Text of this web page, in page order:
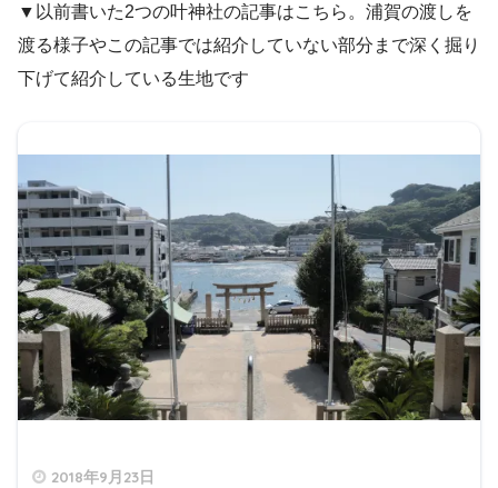
▼以前書いた2つの叶神社の記事はこちら。浦賀の渡しを
渡る様子やこの記事では紹介していない部分まで深く掘り
下げて紹介している生地です
2018年9月23日